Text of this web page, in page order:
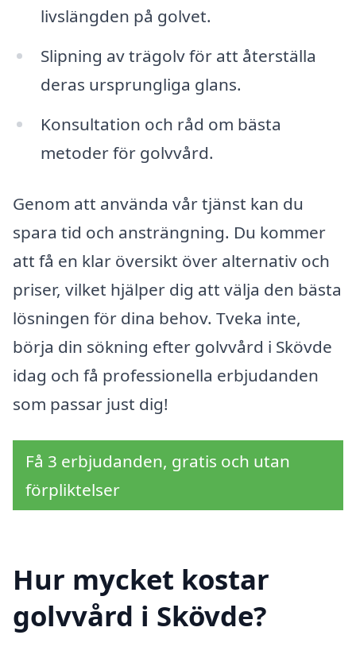
livslängden på golvet.
Slipning av trägolv för att återställa
deras ursprungliga glans.
Konsultation och råd om bästa
metoder för golvvård.
Genom att använda vår tjänst kan du
spara tid och ansträngning. Du kommer
att få en klar översikt över alternativ och
priser, vilket hjälper dig att välja den bästa
lösningen för dina behov. Tveka inte,
börja din sökning efter golvvård i Skövde
idag och få professionella erbjudanden
som passar just dig!
Få 3 erbjudanden, gratis och utan
förpliktelser
Hur mycket kostar
golvvård i Skövde?